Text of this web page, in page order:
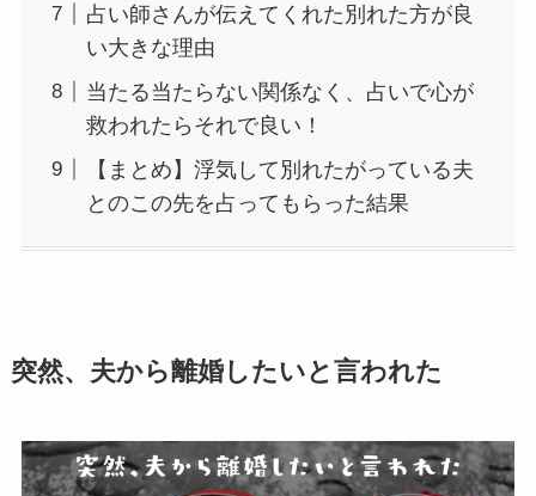
占い師さんが伝えてくれた別れた方が良
い大きな理由
当たる当たらない関係なく、占いで心が
救われたらそれで良い！
【まとめ】浮気して別れたがっている夫
とのこの先を占ってもらった結果
突然、夫から離婚したいと言われた